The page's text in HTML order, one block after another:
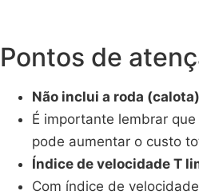
Pontos de
Não inclui a roda
É importante lembrar
pode aumentar o custo
Índice de velocidade T
Com índice de